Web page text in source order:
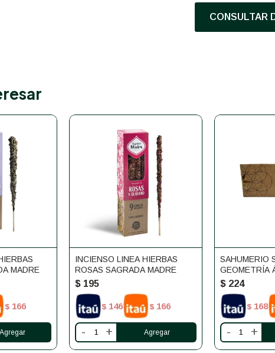
CONSULTAR
MADRE
$ 166
INCIENSO LINEA HIERBAS
ROSAS SAGRADA MADRE
$ 195
$ 146 $ 166
- +
SAHUMERIO
GEOMETRÍA
$ 224
$ 168
- +